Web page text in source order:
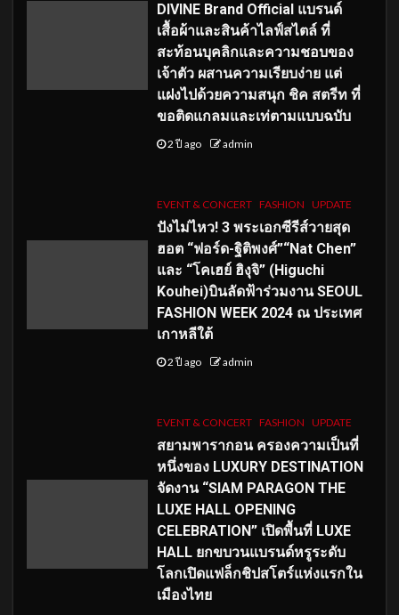
DIVINE Brand Official แบรนด์
เสื้อผ้าและสินค้าไลฟ์สไตล์ ที่
สะท้อนบุคลิกและความชอบของ
เจ้าตัว ผสานความเรียบง่าย แต่
แฝงไปด้วยความสนุก ชิค สตรีท ที่
ขอติดแกลมและเท่ตามแบบฉบับ
2 ปี ago admin
EVENT & CONCERT FASHION UPDATE
ปังไม่ไหว! 3 พระเอกซีรีส์วายสุด
ฮอต “ฟอร์ด-ฐิติพงศ์”“Nat Chen”
และ “โคเฮย์ ฮิงุจิ” (Higuchi
Kouhei)บินลัดฟ้าร่วมงาน SEOUL
FASHION WEEK 2024 ณ ประเทศ
เกาหลีใต้
2 ปี ago admin
EVENT & CONCERT FASHION UPDATE
สยามพารากอน ครองความเป็นที่
หนึ่งของ LUXURY DESTINATION
จัดงาน “SIAM PARAGON THE
LUXE HALL OPENING
CELEBRATION” เปิดพื้นที่ LUXE
HALL ยกขบวนแบรนด์หรูระดับ
โลกเปิดแฟล็กชิปสโตร์แห่งแรกใน
เมืองไทย